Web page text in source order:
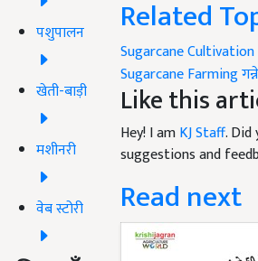
पशुपालन
खेती-बाड़ी
मशीनरी
वेब स्टोरी
Related
Sugarcane Cultivation
Sugarcane Farming
Like this
Hey! I amKJ Staff.
suggestions and
Read next